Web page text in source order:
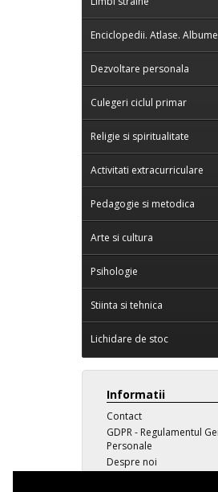
Enciclopedii. Atlase. Albume
Dezvoltare personala
Culegeri ciclul primar
Religie si spiritualitate
Activitati extracurriculare
Pedagogie si metodica
Arte si cultura
Psihologie
Stiinta si tehnica
Lichidare de stoc
Informatii
Contact
GDPR - Regulamentul
Personale
Despre noi